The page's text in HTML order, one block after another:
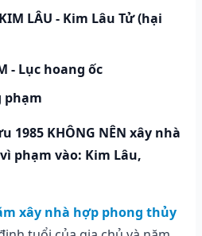
LÂU - Kim Lâu Tử (hại
- Lục hoang ốc
phạm
1985 KHÔNG NÊN xây nhà
phạm vào: Kim Lâu,
xây nhà hợp phong thủy